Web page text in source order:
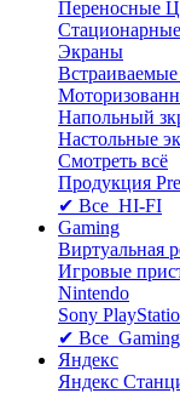
Переносные
Экраны
Напольный
Настольные
Смотреть всё
Продукция
✔ Все HI-FI
Gaming
Виртуальная
Игровые
Nintendo
Sony
✔ Все Gaming
Яндекс
Яндекс